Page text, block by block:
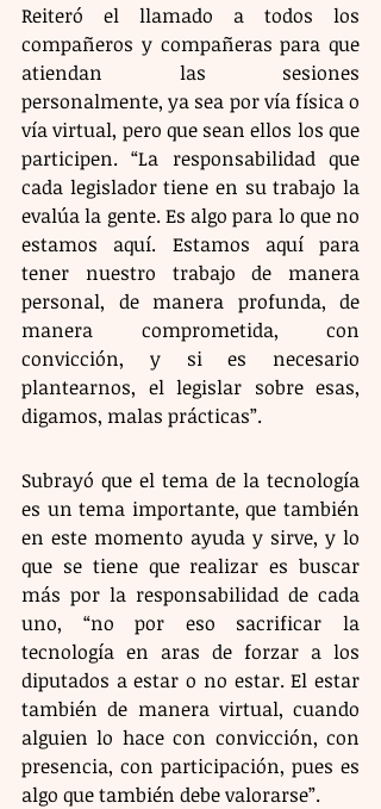
Reiteró el llamado a todos los
compañeros y compañeras para que
atiendan las sesiones
personalmente, ya sea por vía física o
vía virtual, pero que sean ellos los que
participen. “La responsabilidad que
cada legislador tiene en su trabajo la
evalúa la gente. Es algo para lo que no
estamos aquí. Estamos aquí para
tener nuestro trabajo de manera
personal, de manera profunda, de
manera comprometida, con
convicción, y si es necesario
plantearnos, el legislar sobre esas,
digamos, malas prácticas”.
Subrayó que el tema de la tecnología
es un tema importante, que también
en este momento ayuda y sirve, y lo
que se tiene que realizar es buscar
más por la responsabilidad de cada
uno, “no por eso sacrificar la
tecnología en aras de forzar a los
diputados a estar o no estar. El estar
también de manera virtual, cuando
alguien lo hace con convicción, con
presencia, con participación, pues es
algo que también debe valorarse”.